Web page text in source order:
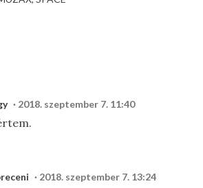
2018. szeptember 7. 11:40
2018. szeptember 7. 13:24